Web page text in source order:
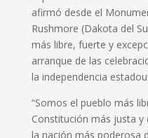
afirmó desde el
Rushmore (Dakota del
más libre, fuerte y
arranque de las
la independencia
“Somos el pueblo más
Constitución más justa
la nación más poderosa